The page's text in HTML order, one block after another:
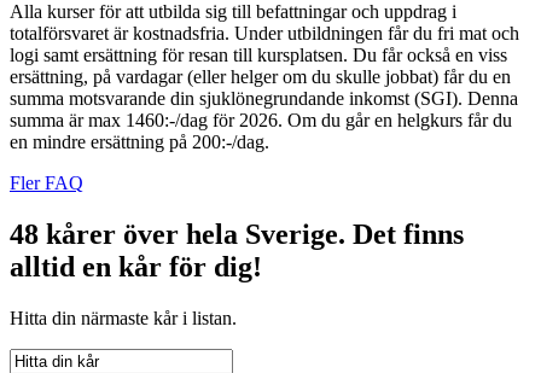
Alla kurser för att utbilda sig till befattningar och uppdrag i
totalförsvaret är kostnadsfria. Under utbildningen får du fri mat och
logi samt ersättning för resan till kursplatsen. Du får också en viss
ersättning, på vardagar (eller helger om du skulle jobbat) får du en
summa motsvarande din sjuklönegrundande inkomst (SGI). Denna
summa är max 1460:-/dag för 2026. Om du går en helgkurs får du
en mindre ersättning på 200:-/dag.
Fler FAQ
48 kårer över hela Sverige. Det finns
alltid en kår för dig!
Hitta din närmaste kår i listan.